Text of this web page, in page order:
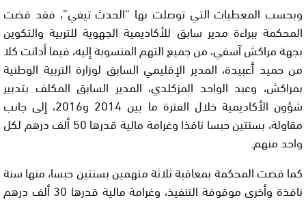
وبحسب المعطيات التي توصلت بها “الحدث تيفي”، فقد قضت
المحكمة ببراءة مدير سابق للأكاديمية الجهوية للتربية والتكوين
بجهة مراكش آسفي، من جميع التهم المنسوبة إليه، فيما أدانت كلا
من حميد أعبيدة، المدير الإقليمي السابق لوزارة التربية الوطنية
بمراكش، وعبد الواحد المزكلدي، المدير السابق المكلف بتدبير
شؤون الأكاديمية خلال الفترة ما بين 2014 و2016، إلى جانب
مقاولة، بسنتين حبسا نافذا وغرامة مالية قدرها 50 ألف درهم لكل
واحد منهم.
كما قضت المحكمة بمعاقبة ثلاثة متهمين بسنتين حبسا، منها سنة
نافذة وأخرى موقوفة التنفيذ، وغرامة مالية قدرها 30 ألف درهم